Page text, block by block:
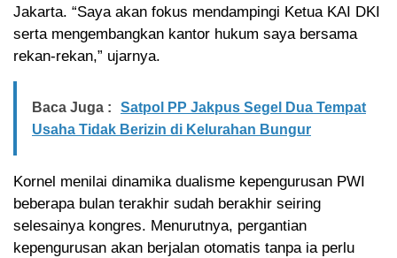
Jakarta. “Saya akan fokus mendampingi Ketua KAI DKI
serta mengembangkan kantor hukum saya bersama
rekan-rekan,” ujarnya.
Baca Juga :
Satpol PP Jakpus Segel Dua Tempat
Usaha Tidak Berizin di Kelurahan Bungur
Kornel menilai dinamika dualisme kepengurusan PWI
beberapa bulan terakhir sudah berakhir seiring
selesainya kongres. Menurutnya, pergantian
kepengurusan akan berjalan otomatis tanpa ia perlu